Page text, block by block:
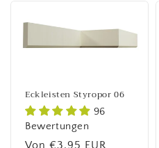
Eckleisten Styropor 06
96
Bewertungen
Normaler
Von €3,95 EUR